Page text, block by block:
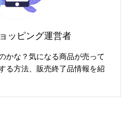
ッピング運営者
かな？気になる商品が売って
る方法、販売終了品情報を紹